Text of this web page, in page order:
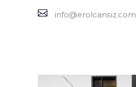
info@erolcansiz.com